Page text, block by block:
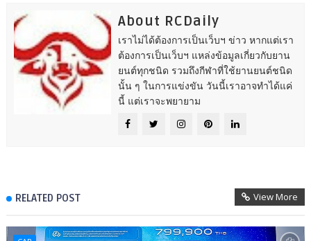
About RCDaily
เราไม่ได้ต้องการเป็นเว็บฯ ข่าว หากแต่เรา
ต้องการเป็นเว็บฯ แหล่งข้อมูลเกี่ยวกับยาน
ยนต์ทุกชนิด รวมถึงกีฬาที่ใช้ยานยนต์ชนิด
นั้น ๆ ในการแข่งขัน วันนี้เราอาจทำได้แค่
นี้ แต่เราจะพยายาม
RELATED POST View More